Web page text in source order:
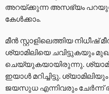
അറയ്‌ക്കുന്ന അസഭ്യം
കേൾക്കാം.
മീന്‍ സ്റ്റാളിലെത്തിയ നിധീഷ്
ശ്യാമിലിയെ ചവിട്ടുകയും
ചെയ്യുകയായിരുന്നു.
ഇയാള്‍ മറിച്ചിട്ടു.
ജയസുധ എന്നിവരും ചേര്‍ന്ന്